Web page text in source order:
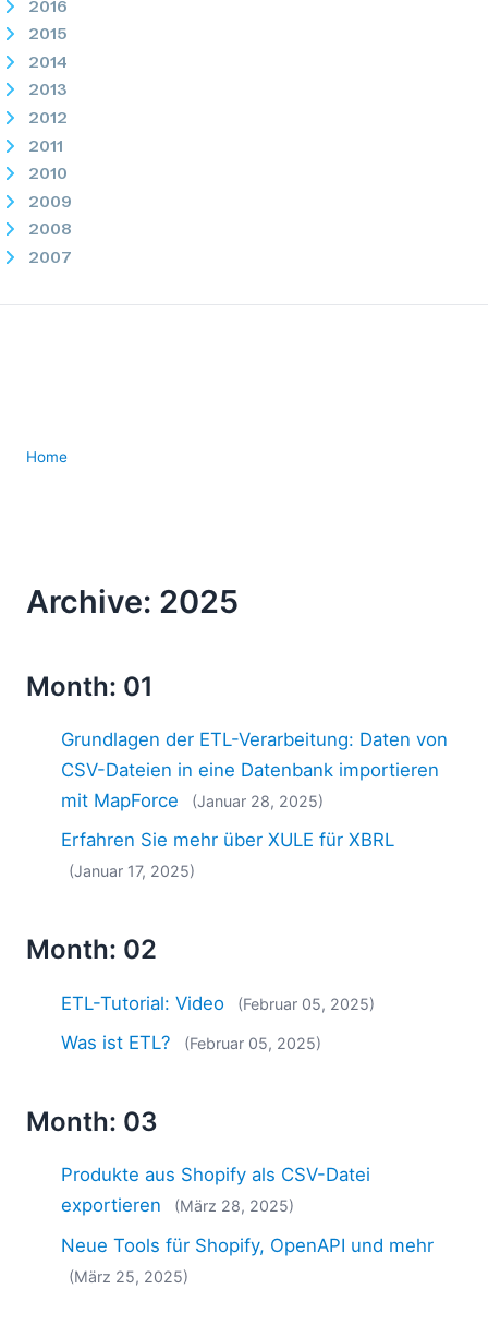
2016
2015
2014
2013
2012
2011
2010
2009
2008
2007
Home
Archive: 2025
Month: 01
Grundlagen der ETL-Verarbeitung: Daten von
CSV-Dateien in eine Datenbank importieren
mit MapForce
(Januar 28, 2025)
Erfahren Sie mehr über XULE für XBRL
(Januar 17, 2025)
Month: 02
ETL-Tutorial: Video (Februar 05, 2025)
Was ist ETL? (Februar 05, 2025)
Month: 03
Produkte aus Shopify als CSV-Datei
exportieren
(März 28, 2025)
Neue Tools für Shopify, OpenAPI und mehr
(März 25, 2025)